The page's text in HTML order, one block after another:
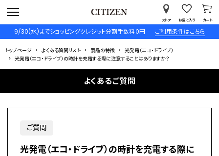
9/30(水)までショッピングクレジット分割手数料０円 ご利用条件はこちら
ストア お気に入り カート
トップページ よくある質問リスト 製品の特徴
光発電（エコ・ドライブ）
光発電（エコ・ドライブ）の時計を充電する際に注意することはありますか？
よくあるご質問
ご質問
光発電（エコ・ドライブ）の時計を充電する際に